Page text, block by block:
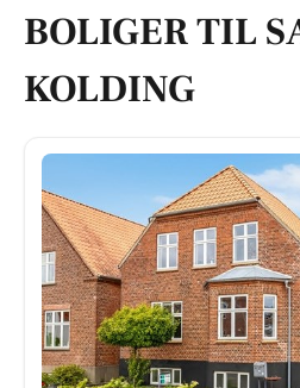
BOLIGER TIL
KOLDING